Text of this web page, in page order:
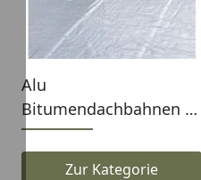
Alu
Bitumendachbahnen &
KSK
Zur Kategorie